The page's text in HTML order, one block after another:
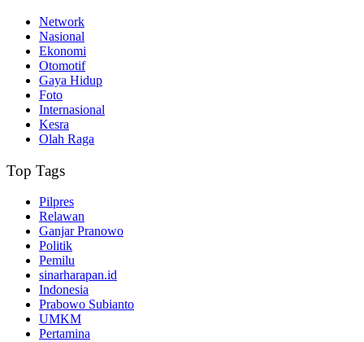
Network
Nasional
Ekonomi
Otomotif
Gaya Hidup
Foto
Internasional
Kesra
Olah Raga
Top Tags
Pilpres
Relawan
Ganjar Pranowo
Politik
Pemilu
sinarharapan.id
Indonesia
Prabowo Subianto
UMKM
Pertamina